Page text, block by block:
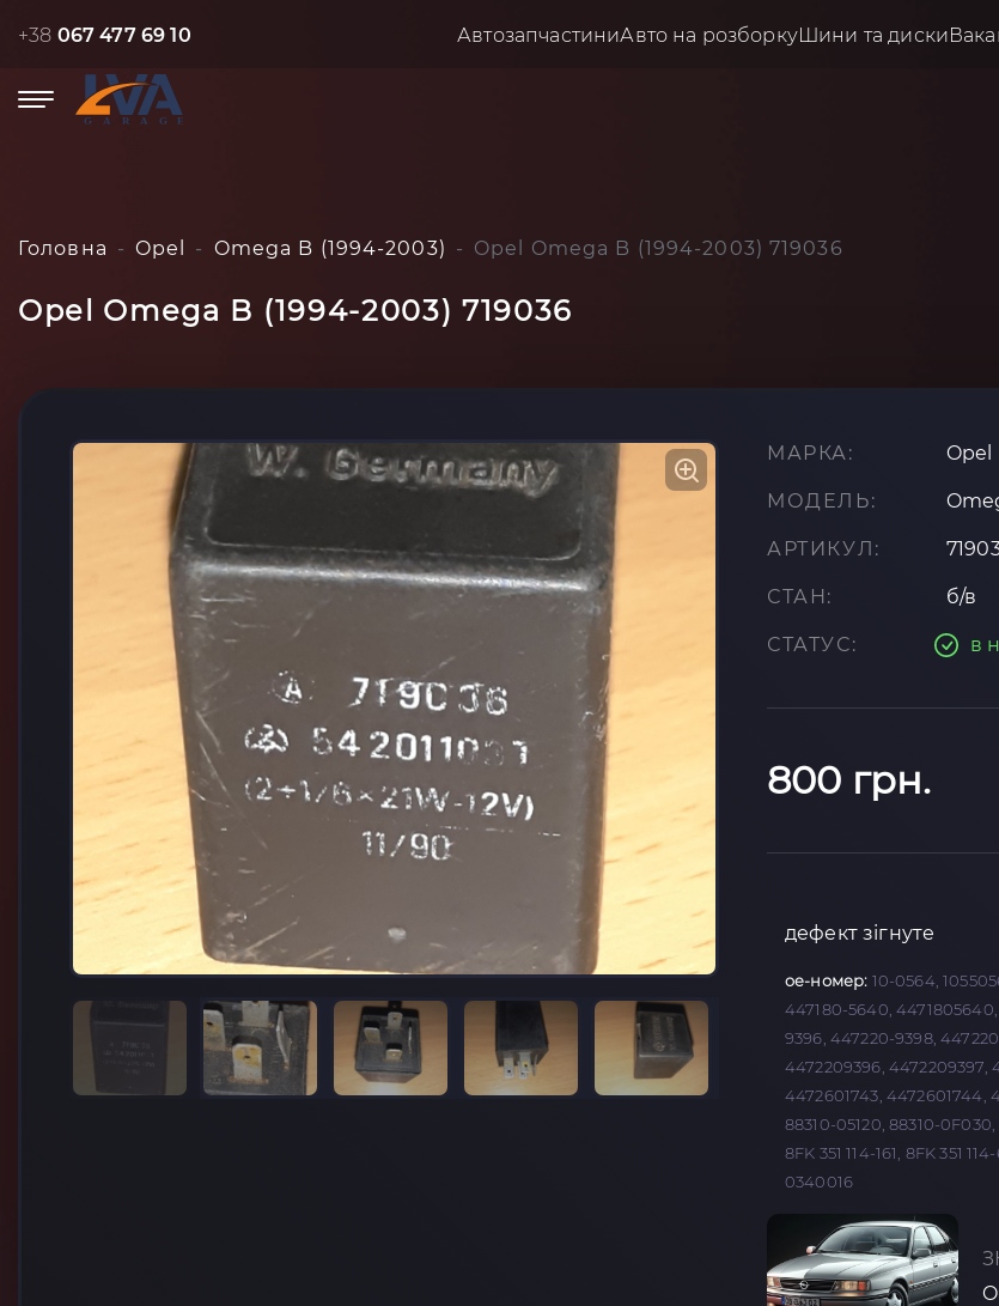
+38 067 477 69 10 АвтозапчастиниАвто на розборкуШини та диски
Головна Opel Omega B (1994-2003) Opel Omega B (1994-2003) 719036
Opel Omega B (1994-2003) 719036
МАРКА: Opel
МОДЕЛЬ:
АРТИКУЛ:
СТАН: б/в
СТАТУС: в
800 грн.
дефект зігнуте
oe-номер: 10-0564,
447180-5640,
9396, 447220-9398,
4472209396, 4472209397,
4472601743, 4472601744,
88310-05120, 88310-0F030,
8FK 351 114-161, 8FK 351
0340016